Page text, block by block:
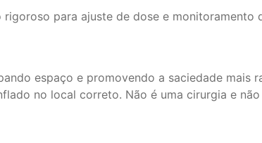
para ajuste de dose e monitoramento
espaço e promovendo a saciedade mais
no local correto. Não é uma cirurgia e